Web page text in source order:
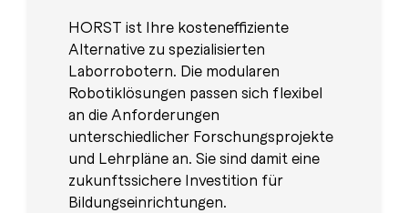
HORST ist Ihre kosteneffiziente
Alternative zu spezialisierten
Laborrobotern. Die modularen
Robotiklösungen passen sich flexibel
an die Anforderungen
unterschiedlicher Forschungsprojekte
und Lehrpläne an. Sie sind damit eine
zukunftssichere Investition für
Bildungseinrichtungen.